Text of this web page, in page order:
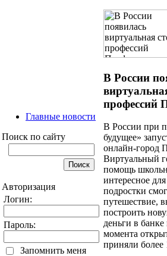
Главные новости
Поиск по сайту
Авторизация
Логин:
Пароль:
Запомнить меня
В России
профессий
В России при
будущее»
онлайн-город
Виртуальный
помощь
интересное
подростки
путешествие,
построить
деньги в
момента
приняли более